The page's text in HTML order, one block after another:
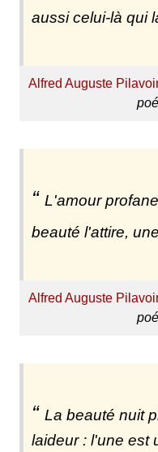
aussi celui-là qui
Alfred Auguste
L'amour
beauté l'attire,
Alfred Auguste
La beauté nuit
laideur : l'une est